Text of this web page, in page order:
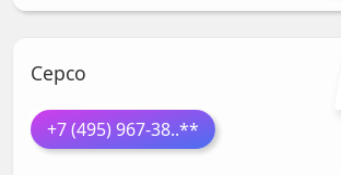
Серсо
+7 (495) 967-38..**